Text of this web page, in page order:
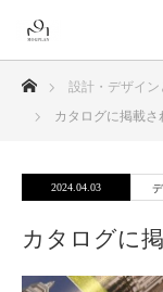
ホーム設計・デザイン
カタログに掲載さ
2024.04.03
カタログに